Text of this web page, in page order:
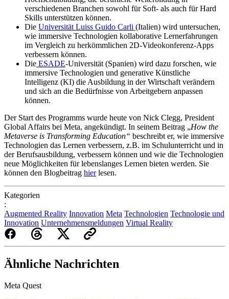
verschiedenen Branchen sowohl für Soft- als auch für Hard
Skills unterstützen können.
Die Universität Luiss Guido Carli (Italien) wird untersuchen,
wie immersive Technologien kollaborative Lernerfahrungen
im Vergleich zu herkömmlichen 2D-Videokonferenz-Apps
verbessern können.
Die ESADE-Universität (Spanien) wird dazu forschen, wie
immersive Technologien und generative Künstliche
Intelligenz (KI) die Ausbildung in der Wirtschaft verändern
und sich an die Bedürfnisse von Arbeitgebern anpassen
können.
Der Start des Programms wurde heute von Nick Clegg, President
Global Affairs bei Meta, angekündigt. In seinem Beitrag „How the
Metaverse is Transforming Education“ beschreibt er, wie immersive
Technologien das Lernen verbessern, z.B. im Schulunterricht und in
der Berufsausbildung, verbessern können und wie die Technologien
neue Möglichkeiten für lebenslanges Lernen bieten werden. Sie
können den Blogbeitrag hierlesen.
Kategorien
:
Augmented Reality Innovation Meta Technologien Technologie und
Innovation Unternehmensmeldungen Virtual Reality
Ähnliche Nachrichten
Meta Quest